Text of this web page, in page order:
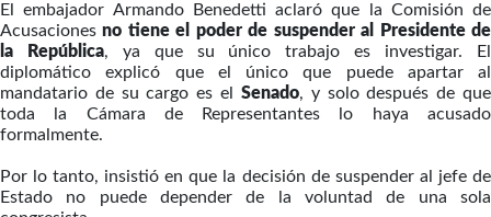
El embajador Armando Benedetti aclaró que la Comisión de
Acusacionesno tiene el poder de suspender al Presidente de
la República, ya que su único trabajo es investigar. El
diplomático explicó que el único que puede apartar al
mandatario de su cargo es el Senado, y solo después de que
toda la Cámara de Representantes lo haya acusado
formalmente.
Por lo tanto, insistió en que la decisión de suspender al jefe de
Estado no puede depender de la voluntad de una sola